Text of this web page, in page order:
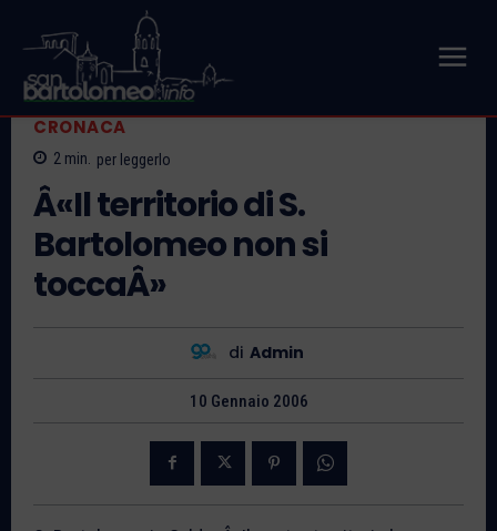
CRONACA
2 min. per leggerlo
Â«Il territorio di S.
Bartolomeo non si
toccaÂ»
di Admin
10 Gennaio 2006